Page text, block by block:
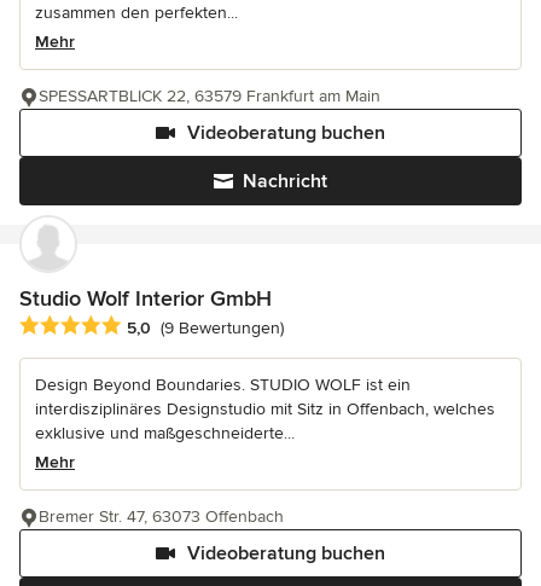
zusammen den perfekten...
Mehr
Nachricht
Videoberatung buchen
SPESSARTBLICK 22, 63579 Frankfurt am Main
Studio Wolf Interior GmbH
Durchschnittliche Bewertung: 5 von 5 Sternen
5,0 (9 Bewertungen)
Design Beyond Boundaries. STUDIO WOLF ist ein
interdisziplinäres Designstudio mit Sitz in Offenbach, welches
exklusive und maßgeschneiderte...
Mehr
Videoberatung buchen
Bremer Str. 47, 63073 Offenbach